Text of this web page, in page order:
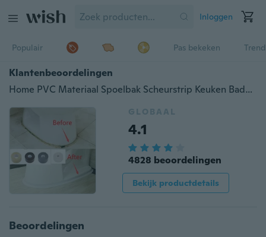
Inloggen
Populair Pas bekeken
Klantenbeoordelingen
Home PVC Materiaal Spoelbak Scheurstrip Keuken Badkamer Bad Hoekafdichtingsband Waterdichte mal Afdichtingstape Tape Hoeksticker Waterdichte strip Afdichtingsband (breedte 2,2 cm, lengte 1 m of 2 m of 3 m)
GLOBAAL
4.1
4828 beoordelingen
Bekijk productdetails
Beoordelingen